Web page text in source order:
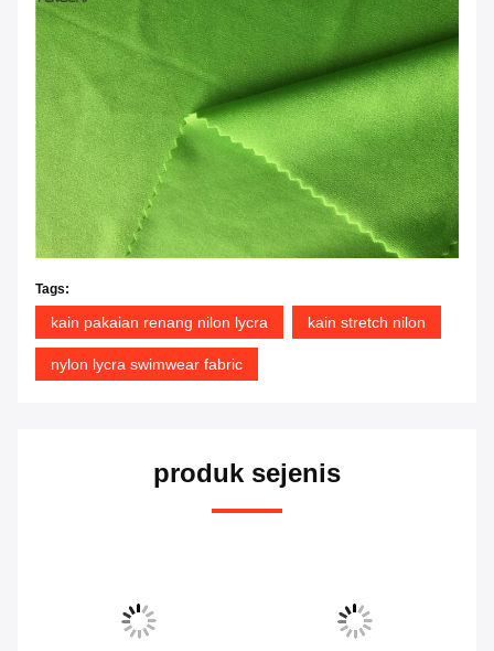
Tags:
kain pakaian renang nilon lycra kain stretch nilon
nylon lycra swimwear fabric
produk sejenis